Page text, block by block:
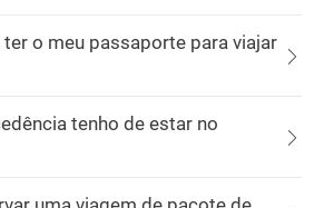
ter o meu passaporte para viajar
tenho de estar no